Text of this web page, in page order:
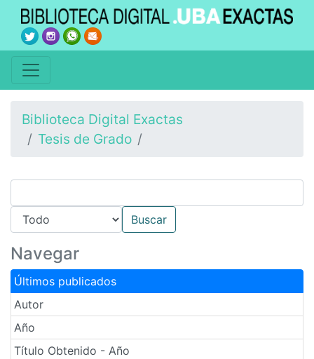
Biblioteca Digital Exactas
Tesis de Grado
Navegar
Últimos publicados
Autor
Año
Título Obtenido - Año